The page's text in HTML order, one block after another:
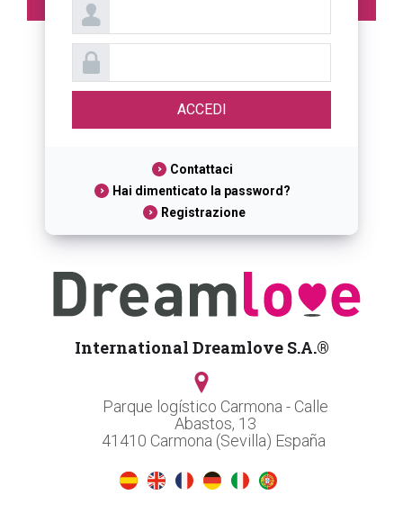
Contattaci
Hai dimenticato la password?
Registrazione
International Dreamlove S.A.®
Parque logístico Carmona - Calle
Abastos, 13
41410 Carmona (Sevilla) España